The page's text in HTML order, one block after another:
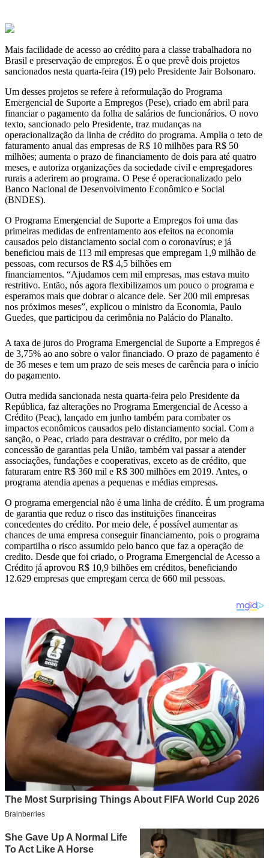
Mais facilidade de acesso ao crédito para a classe trabalhadora no
Brasil e preservação de empregos. É o que prevê dois projetos
sancionados nesta quarta-feira (19) pelo Presidente Jair Bolsonaro.
Um desses projetos se refere à reformulação do Programa
Emergencial de Suporte a Empregos (Pese), criado em abril para
financiar o pagamento da folha de salários de funcionários. O novo
texto, sancionado pelo Presidente, traz mudanças na
operacionalização da linha de crédito do programa. Amplia o teto de
faturamento anual das empresas de R$ 10 milhões para R$ 50
milhões; aumenta o prazo de financiamento de dois para até quatro
meses, e autoriza organizações da sociedade civil e empregadores
rurais a aderirem ao programa. O Pese é operacionalizado pelo
Banco Nacional de Desenvolvimento Econômico e Social
(BNDES).
O Programa Emergencial de Suporte a Empregos foi uma das
primeiras medidas de enfrentamento aos efeitos na economia
causados pelo distanciamento social com o coronavírus; e já
beneficiou mais de 113 mil empresas que empregam 1,9 milhão de
pessoas, com recursos de R$ 4,5 bilhões em
financiamentos. “Ajudamos cem mil empresas, mas estava muito
restritivo. Então, nós agora flexibilizamos um pouco o programa e
esperamos mais que dobrar o alcance dele. Ser 200 mil empresas
nos próximos meses”, explicou o ministro da Economia, Paulo
Guedes, que participou da cerimônia no Palácio do Planalto.
A taxa de juros do Programa Emergencial de Suporte a Empregos é
de 3,75% ao ano sobre o valor financiado. O prazo de pagamento é
de 36 meses e tem um prazo de seis meses de carência para o início
do pagamento.
Outra medida sancionada nesta quarta-feira pelo Presidente da
República, faz alterações no Programa Emergencial de Acesso a
Crédito (Peac), lançado em junho também para combater os
impactos econômicos causados pelo distanciamento social. Com a
sanção, o Peac, criado para destravar o crédito, por meio da
concessão de garantias pela União, também vai passar a atender
associações, fundações e cooperativas, exceto as de crédito, que
faturaram entre R$ 360 mil e R$ 300 milhões em 2019. Antes, o
programa atendia apenas a pequenas e médias empresas.
O programa emergencial não é uma linha de crédito. É um programa
de garantia que reduz o risco das instituições financeiras
concedentes do crédito. Por meio dele, é possível aumentar as
chances de uma empresa conseguir financiamento, pois o programa
compartilha o risco assumido pelo banco que faz a operação de
credito. Desde que foi criado, o Programa Emergencial de Acesso a
Crédito já aprovou R$ 10,9 bilhões em créditos, beneficiando
12.629 empresas que empregam cerca de 660 mil pessoas.